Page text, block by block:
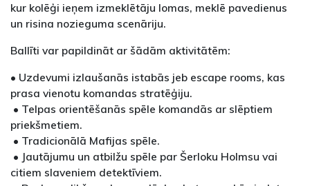
kur kolēģi ieņem izmeklētāju lomas, meklē pavedienus
un risina nozieguma scenāriju.
Ballīti var papildināt ar šādām aktivitātēm:
• Uzdevumi izlaušanās istabās jeb escape rooms, kas
prasa vienotu komandas stratēģiju.
• Telpas orientēšanās spēle komandās ar slēptiem
priekšmetiem.
• Tradicionālā Mafijas spēle.
• Jautājumu un atbilžu spēle par Šerloku Holmsu vai
citiem slaveniem detektīviem.